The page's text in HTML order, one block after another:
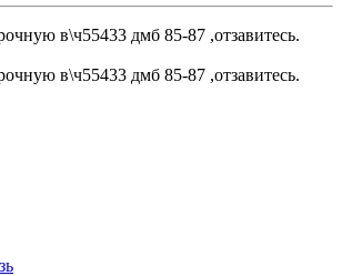
в\ч55433 дмб 85-87 ,отзавитесь.
в\ч55433 дмб 85-87 ,отзавитесь.